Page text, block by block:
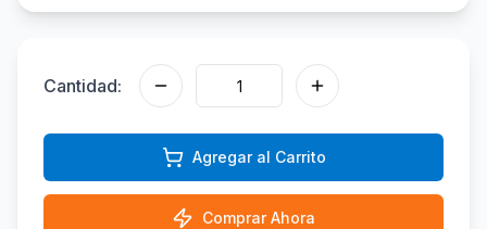
Cantidad:
Agregar al Carrito
Comprar Ahora